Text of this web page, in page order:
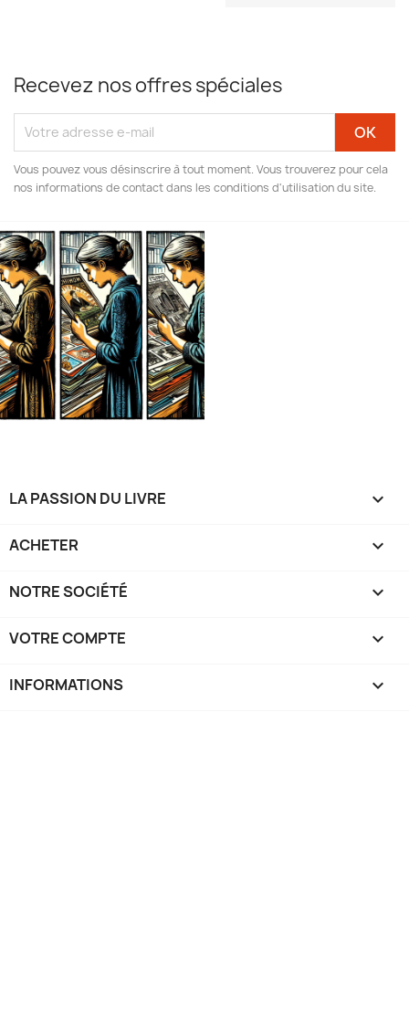
Recevez nos offres spéciales
Vous pouvez vous désinscrire à tout moment. Vous trouverez pour cela
nos informations de contact dans les conditions d'utilisation du site.
LA PASSION DU LIVRE 
ACHETER 
NOTRE SOCIÉTÉ 
VOTRE COMPTE 
INFORMATIONS keyboard_arrow_down